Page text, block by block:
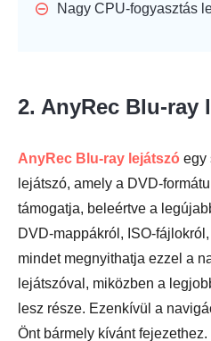
Nagy CPU-fogyasztás
2. AnyRec Blu-ray
AnyRec Blu-ray lejátszó egy
lejátszó, amely a DVD-
támogatja, beleértve a
DVD-mappákról, ISO-
mindet megnyithatja ezzel a
lejátszóval, miközben a
lesz része. Ezenkívül a
Önt bármely kívánt fejezethez.